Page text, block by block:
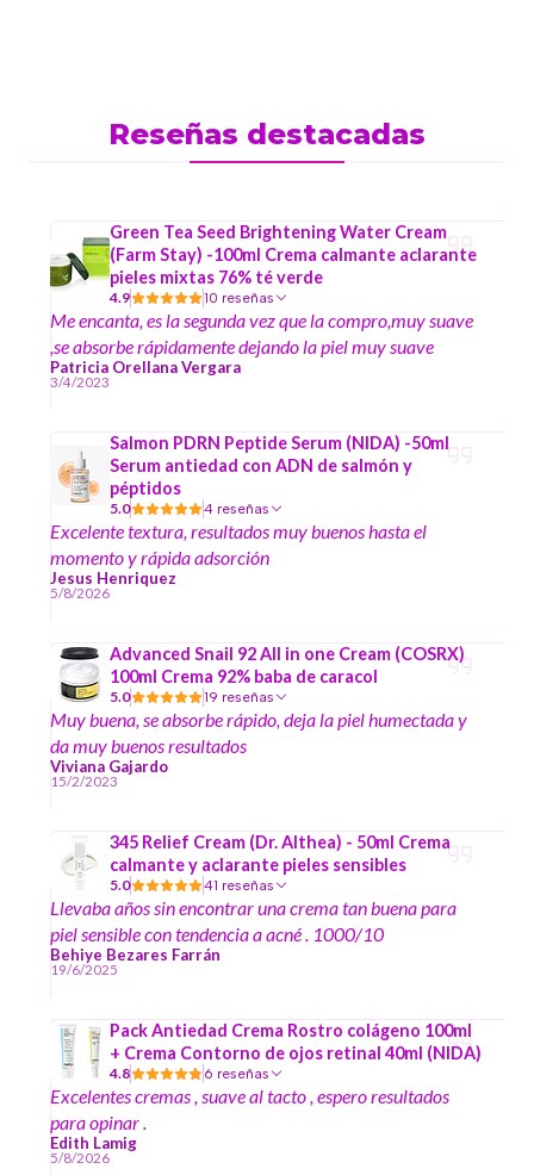
Reseñas destacadas
Green Tea Seed Brightening Water Cream
(Farm Stay) -100ml Crema calmante aclarante
pieles mixtas 76% té verde
4.9 10 reseñas
Me encanta, es la segunda vez que la compro,muy suave
,se absorbe rápidamente dejando la piel muy suave
Patricia Orellana Vergara
3/4/2023
Salmon PDRN Peptide Serum (NIDA) -50ml
Serum antiedad con ADN de salmón y
péptidos
5.0 4 reseñas
Excelente textura, resultados muy buenos hasta el
momento y rápida adsorción
Jesus Henriquez
5/8/2026
Advanced Snail 92 All in one Cream (COSRX)
100ml Crema 92% baba de caracol
5.0 19 reseñas
Muy buena, se absorbe rápido, deja la piel humectada y
da muy buenos resultados
Viviana Gajardo
15/2/2023
345 Relief Cream (Dr. Althea) - 50ml Crema
calmante y aclarante pieles sensibles
5.0 41 reseñas
Llevaba años sin encontrar una crema tan buena para
piel sensible con tendencia a acné . 1000/10
Behiye Bezares Farrán
19/6/2025
Pack Antiedad Crema Rostro colágeno 100ml
+ Crema Contorno de ojos retinal 40ml (NIDA)
4.8 6 reseñas
Excelentes cremas , suave al tacto , espero resultados
para opinar .
Edith Lamig
5/8/2026